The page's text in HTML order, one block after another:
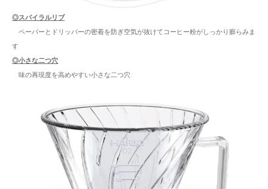
◎スパイラルリブ
ペーパーとドリッパーの密着を防ぎ空気が抜けてコーヒー粉がしっかり膨らみま
す
◎小さな二つ穴
味の再現度を高めやすい小さな二つ穴